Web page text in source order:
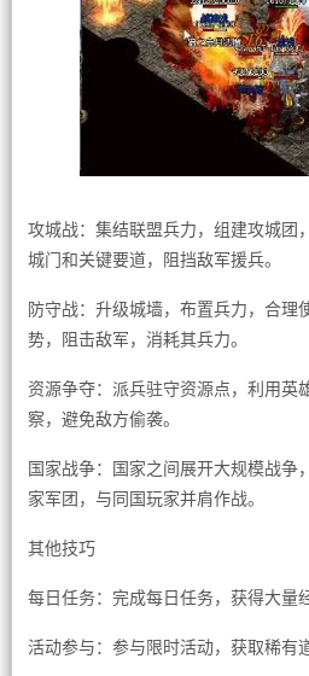
攻城战：集结联盟兵力，组建攻城团
城门和关键要道，阻挡敌军援兵。
防守战：升级城墙，布置兵力，合理
势，阻击敌军，消耗其兵力。
资源争夺：派兵驻守资源点，利用英
察，避免敌方偷袭。
国家战争：国家之间展开大规模战争
家军团，与同国玩家并肩作战。
其他技巧
每日任务：完成每日任务，获得大量
活动参与：参与限时活动，获取稀有